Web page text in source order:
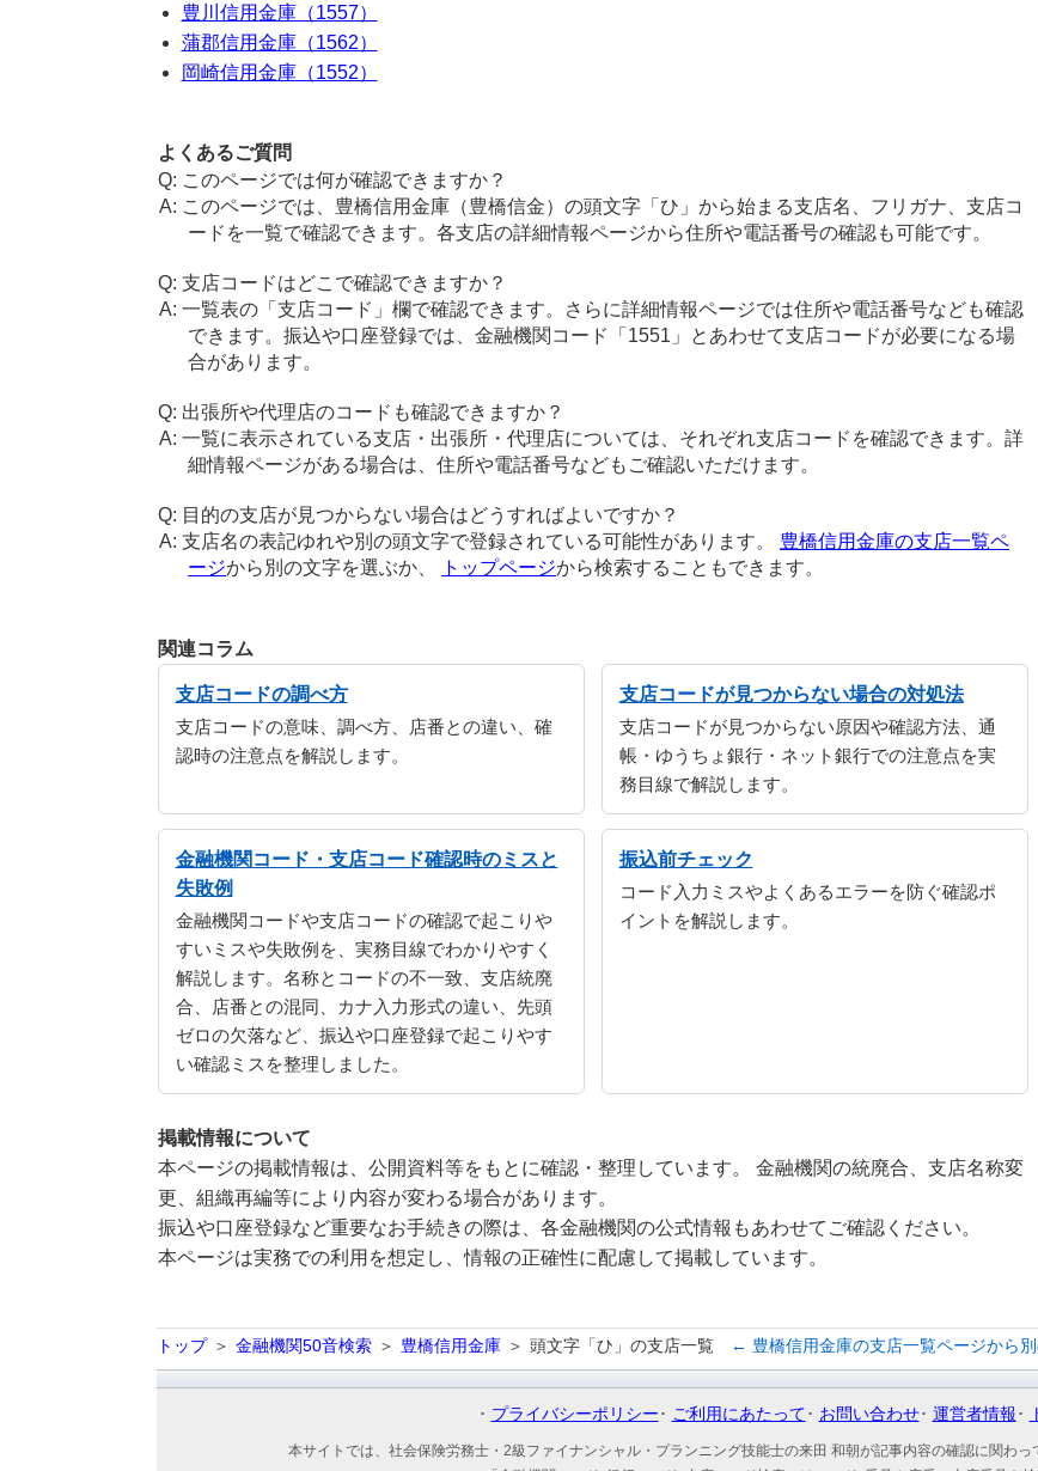
豊川信用金庫（1557）
蒲郡信用金庫（1562）
岡崎信用金庫（1552）
よくあるご質問
このページでは何が確認できますか？
このページでは、豊橋信用金庫（豊橋信金）の頭文字「ひ」から始まる支店名、フリガナ、支店コ
ードを一覧で確認できます。各支店の詳細情報ページから住所や電話番号の確認も可能です。
支店コードはどこで確認できますか？
一覧表の「支店コード」欄で確認できます。さらに詳細情報ページでは住所や電話番号なども確認
できます。振込や口座登録では、金融機関コード「1551」とあわせて支店コードが必要になる場
合があります。
出張所や代理店のコードも確認できますか？
一覧に表示されている支店・出張所・代理店については、それぞれ支店コードを確認できます。詳
細情報ページがある場合は、住所や電話番号などもご確認いただけます。
目的の支店が見つからない場合はどうすればよいですか？
支店名の表記ゆれや別の頭文字で登録されている可能性があります。 豊橋信用金庫の支店一覧ペ
ージから別の文字を選ぶか、 トップページから検索することもできます。
関連コラム
支店コードの調べ方
支店コードの意味、調べ方、店番との違い、確
認時の注意点を解説します。
支店コードが見つからない場合の対処法
支店コードが見つからない原因や確認方法、通
帳・ゆうちょ銀行・ネット銀行での注意点を実
務目線で解説します。
金融機関コード・支店コード確認時のミスと
失敗例
金融機関コードや支店コードの確認で起こりや
すいミスや失敗例を、実務目線でわかりやすく
解説します。名称とコードの不一致、支店統廃
合、店番との混同、カナ入力形式の違い、先頭
ゼロの欠落など、振込や口座登録で起こりやす
い確認ミスを整理しました。
振込前チェック
コード入力ミスやよくあるエラーを防ぐ確認ポ
イントを解説します。
掲載情報について
本ページの掲載情報は、公開資料等をもとに確認・整理しています。 金融機関の統廃合、支店名称変
更、組織再編等により内容が変わる場合があります。
振込や口座登録など重要なお手続きの際は、各金融機関の公式情報もあわせてご確認ください。
本ページは実務での利用を想定し、情報の正確性に配慮して掲載しています。
トップ 金融機関50音検索 豊橋信用金庫 頭文字「ひ」の支店一覧 ← 豊橋信用金庫の支店一覧ページから
プライバシーポリシー ご利用にあたって お問い合わせ 運営者情報
本サイトでは、社会保険労務士・2級ファイナンシャル・プランニング技能士の来田 和朝が記事内容の確認に関わっ